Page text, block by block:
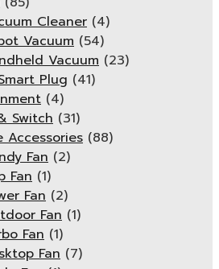
Cleaner (4)
Vacuum (54)
Vacuum (23)
Plug (41)
(4)
Switch (31)
Accessories (88)
Fan (2)
Fan (1)
Fan (2)
Fan (1)
Fan (1)
Fan (7)